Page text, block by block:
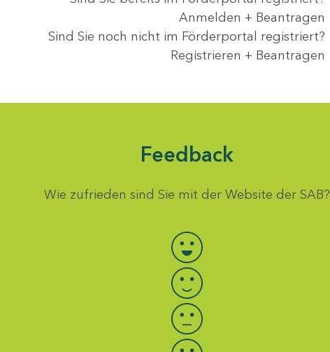
Anmelden + Beantragen
Sind Sie noch nicht im Förderportal registriert?
Registrieren + Beantragen
Feedback
Wie zufrieden sind Sie mit der Website der SAB?
Bewertung auswählen